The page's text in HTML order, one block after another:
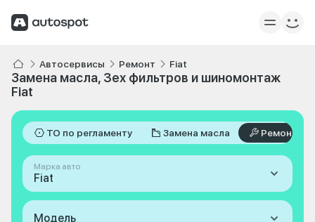
Автосервисы Ремонт Fiat
Замена масла, 3ех фильтров и шиномонтаж
Fiat
ТО по регламенту Замена масла Ремонт
Марка авто
Fiat
Модель